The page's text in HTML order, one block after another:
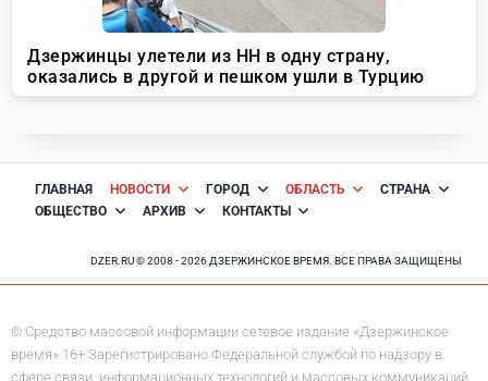
ГЛАВНАЯ НОВОСТИ ГОРОД ОБЛАСТЬ
СТРАНА
ОБЩЕСТВО
АРХИВ КОНТАКТЫ
DZER.RU © 2008 - 2026 ДЗЕРЖИНСКОЕ ВРЕМЯ. ВСЕ ПРАВА ЗАЩИЩЕНЫ
© Средство массовой информации сетевое издание «Дзержинское
время» 16+ Зарегистрировано Федеральной службой по надзору в
сфере связи, информационных технологий и массовых коммуникаций.